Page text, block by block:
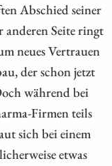
Abschied seiner
Seite ringt
neues Vertrauen
der schon jetzt
während bei
Firmen teils
sich bei einem
etwas